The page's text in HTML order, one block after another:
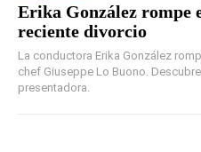
Erika González rompe
reciente divorcio
La conductora Erika González
chef Giuseppe Lo Buono.
presentadora.